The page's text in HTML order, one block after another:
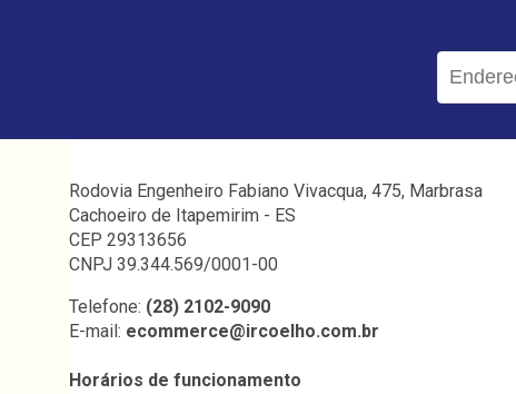
Rodovia Engenheiro Fabiano Vivacqua, 475, Marbrasa
Cachoeiro de Itapemirim - ES
CEP 29313656
CNPJ 39.344.569/0001-00
Telefone: (28) 2102-9090
E-mail: ecommerce@ircoelho.com.br
Horários de funcionamento